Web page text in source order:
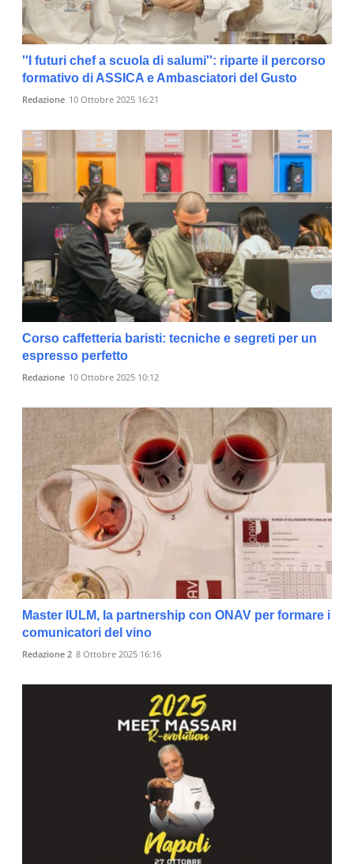
''I futuri chef a scuola di salumi'': riparte il percorso
formativo di ASSICA e Ambasciatori del Gusto
Redazione 10 Ottobre 2025 16:21
Corso caffetteria baristi: tecniche e segreti per un
espresso perfetto
Redazione 10 Ottobre 2025 10:12
Master IULM, la partnership con ONAV per formare i
comunicatori del vino
Redazione 2 8 Ottobre 2025 16:16